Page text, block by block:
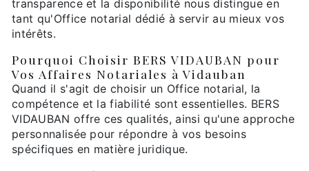
transparence et la disponibilité nous distingue en
tant qu'Office notarial dédié à servir au mieux vos
intérêts.
Pourquoi Choisir BERS VIDAUBAN pour
Vos Affaires Notariales à Vidauban
Quand il s'agit de choisir un Office notarial, la
compétence et la fiabilité sont essentielles. BERS
VIDAUBAN offre ces qualités, ainsi qu'une approche
personnalisée pour répondre à vos besoins
spécifiques en matière juridique.